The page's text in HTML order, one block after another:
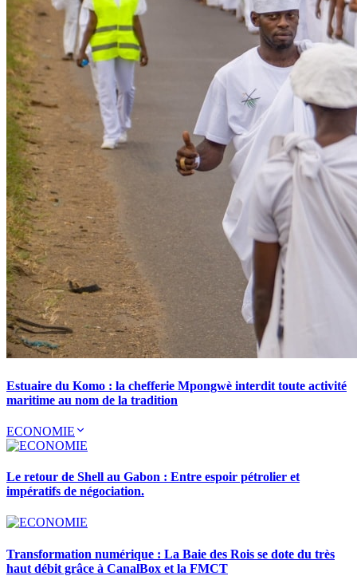
Estuaire du Komo : la chefferie Mpongwè interdit toute activité
maritime au nom de la tradition
ECONOMIE
Le retour de Shell au Gabon : Entre espoir pétrolier et
impératifs de négociation.
Transformation numérique : La Baie des Rois se dote du très
haut débit grâce à CanalBox et la FMCT